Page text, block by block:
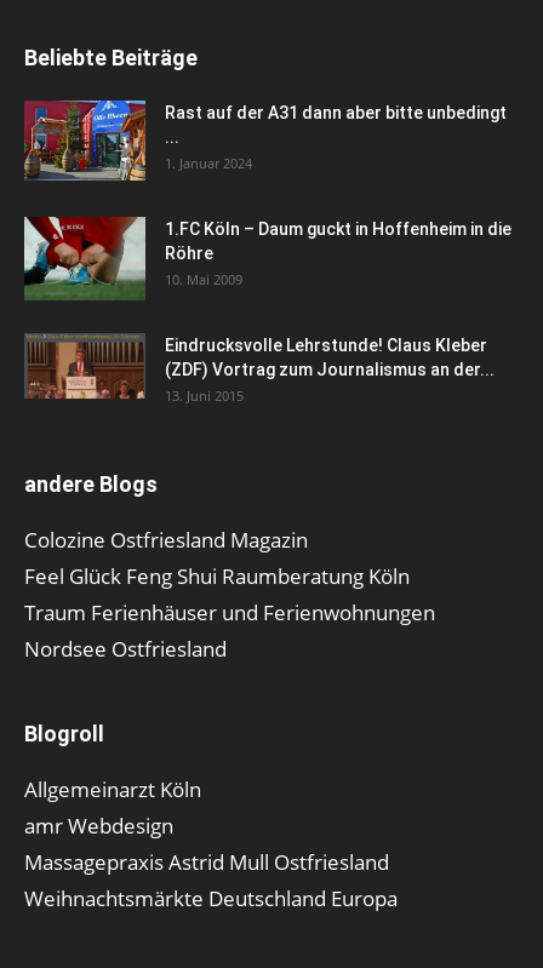
Beliebte Beiträge
Rast auf der A31 dann aber bitte unbedingt
...
1. Januar 2024
1.FC Köln – Daum guckt in Hoffenheim in die
Röhre
10. Mai 2009
Eindrucksvolle Lehrstunde! Claus Kleber
(ZDF) Vortrag zum Journalismus an der...
13. Juni 2015
andere Blogs
Colozine Ostfriesland Magazin
Feel Glück Feng Shui Raumberatung Köln
Traum Ferienhäuser und Ferienwohnungen
Nordsee Ostfriesland
Blogroll
Allgemeinarzt Köln
amr Webdesign
Massagepraxis Astrid Mull Ostfriesland
Weihnachtsmärkte Deutschland Europa